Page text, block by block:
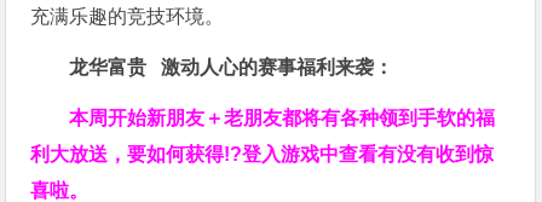
充满乐趣的竞技环境。
龙华富贵 激动人心的赛事福利来袭：
本周开始新朋友＋老朋友都将有各种领到手软的福
利大放送，要如何获得!?登入游戏中查看有没有收到惊
喜啦。